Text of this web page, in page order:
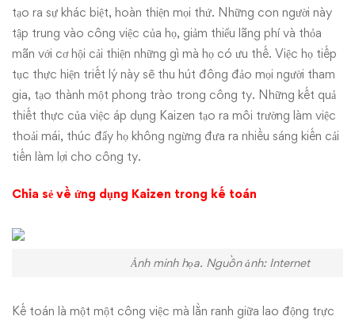
tạo ra sự khác biệt, hoàn thiện mọi thứ. Những con người này
tập trung vào công việc của họ, giảm thiểu lãng phí và thỏa
mãn với cơ hội cải thiện những gì mà họ có ưu thế. Việc họ tiếp
tục thực hiện triết lý này sẽ thu hút đông đảo mọi người tham
gia, tạo thành một phong trào trong công ty. Những kết quả
thiết thực của việc áp dụng Kaizen tạo ra môi trường làm việc
thoải mái, thúc đẩy họ không ngừng đưa ra nhiều sáng kiến cải
tiến làm lợi cho công ty.
Chia sẻ về ứng dụng Kaizen trong kế toán
Ảnh minh họa. Nguồn ảnh: Internet
Kế toán là một một công việc mà lằn ranh giữa lao động trực